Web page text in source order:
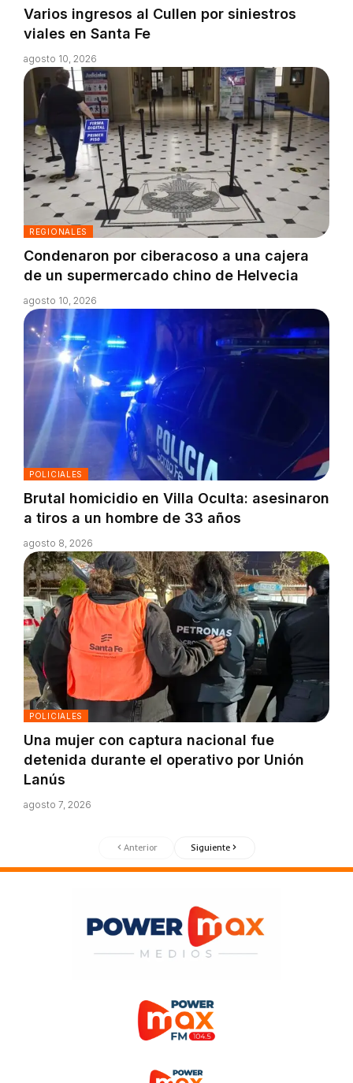
Varios ingresos al Cullen por siniestros
viales en Santa Fe
agosto 10, 2026
REGIONALES
Condenaron por ciberacoso a una cajera
de un supermercado chino de Helvecia
agosto 10, 2026
POLICIALES
Brutal homicidio en Villa Oculta: asesinaron
a tiros a un hombre de 33 años
agosto 8, 2026
POLICIALES
Una mujer con captura nacional fue
detenida durante el operativo por Unión
Lanús
agosto 7, 2026
Anterior Siguiente